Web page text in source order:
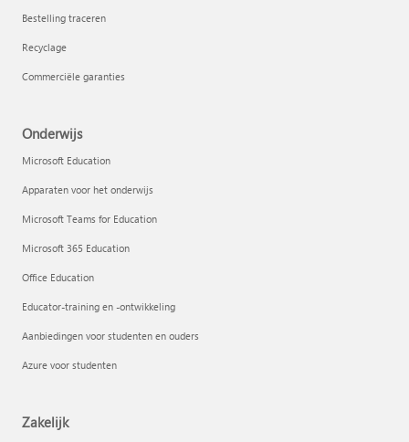
Bestelling traceren
Recyclage
Commerciële garanties
Onderwijs
Microsoft Education
Apparaten voor het onderwijs
Microsoft Teams for Education
Microsoft 365 Education
Office Education
Educator-training en -ontwikkeling
Aanbiedingen voor studenten en ouders
Azure voor studenten
Zakelijk